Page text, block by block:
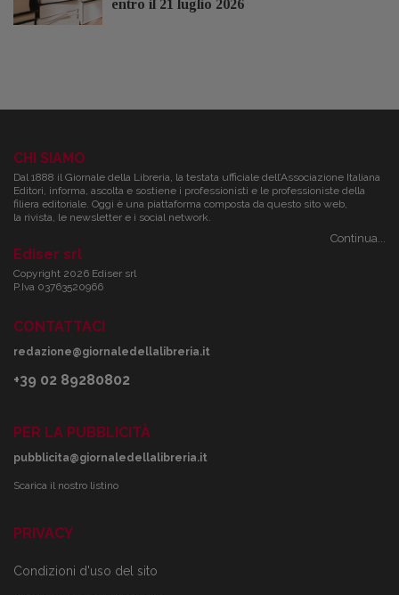
entro il 21 luglio 2026
CHI SIAMO
Dal 1888 il Giornale della Libreria, la testata ufficiale dell’Associazione Italiana
Editori, informa, ascolta e sostiene i professionisti e le professioniste della
filiera editoriale. Oggi è una piattaforma composta da questo sito web,
la rivista, le newsletter e i social network.
Continua...
Ediser srl
Copyright 2026 Ediser srl
P.Iva 03763520966
CONTATTACI
redazione@giornaledellalibreria.it
+39 02 89280802
PER LA PUBBLICITÀ
pubblicita@giornaledellalibreria.it
Scarica il nostro listino
PRIVACY
Condizioni d'uso del sito